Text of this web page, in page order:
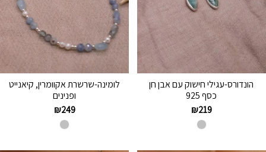
הונדורס-עגילי חישוק עם אבן חן
כסף 925
₪219
לומינה-שרשרת אקוומרין, קיאנייט
ופנינים
₪249